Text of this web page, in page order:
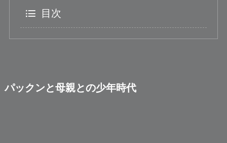
目次
パックンと母親との少年時代